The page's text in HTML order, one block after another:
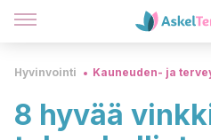
Hyvinvointi Kauneuden- ja
8 hyvää